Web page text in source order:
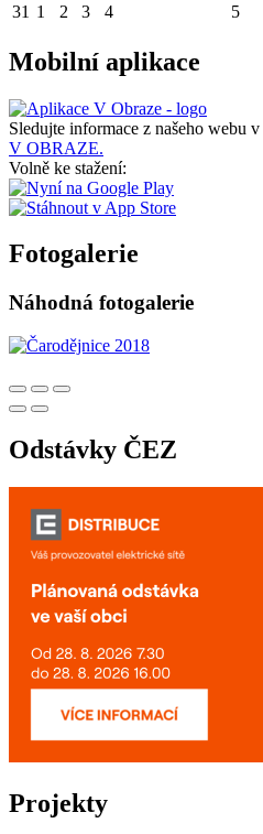
31 1 2 3 4 5
Mobilní aplikace
Sledujte informace z našeho webu v
V OBRAZE.
Volně ke stažení:
Fotogalerie
Náhodná fotogalerie
Odstávky ČEZ
Projekty